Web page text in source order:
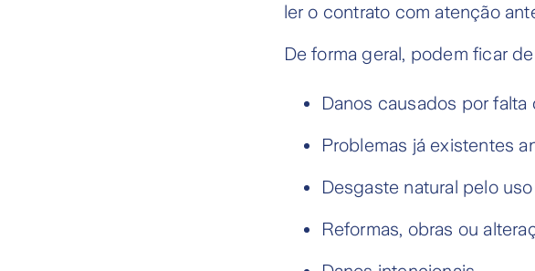
ler o contrato com atenção
De forma geral, podem ficar
Danos causados por
Problemas já existentes
Desgaste natural pelo
Reformas, obras ou